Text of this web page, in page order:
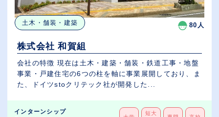
土木・舗装・建築 80人
株式会社 和賀組
会社の特徴 現在は土木・建築・舗装・鉄道工事・地盤
事業・戸建住宅の6つの柱を軸に事業展開しており、ま
た、ドイツstoクリテック社が開発した...
インターンシップ
短大